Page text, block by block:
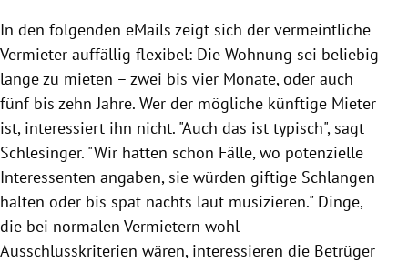
In den folgenden eMails zeigt sich der vermeintliche
Vermieter auffällig flexibel: Die Wohnung sei beliebig
lange zu mieten – zwei bis vier Monate, oder auch
fünf bis zehn Jahre. Wer der mögliche künftige Mieter
ist, interessiert ihn nicht. "Auch das ist typisch", sagt
Schlesinger. "Wir hatten schon Fälle, wo potenzielle
Interessenten angaben, sie würden giftige Schlangen
halten oder bis spät nachts laut musizieren." Dinge,
die bei normalen Vermietern wohl
Ausschlusskriterien wären, interessieren die Betrüger